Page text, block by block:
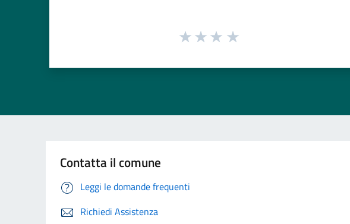
Contatta il comune
Leggi le domande frequenti
Richiedi Assistenza